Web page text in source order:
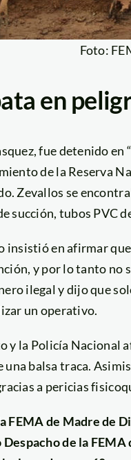
Foto:
en
fue detenido en
de la Reserva
Zevallos se
succión, tubos PVC
insistió en afirmar
y por lo tanto no
ilegal y dijo que
un operativo.
y la Policía Nacional
balsa traca.
a pericias
FEMA de Madre de
de la